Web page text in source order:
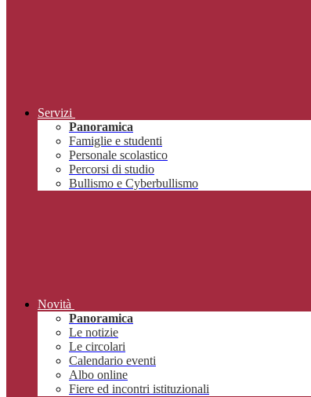
Servizi
Panoramica
Famiglie e studenti
Personale scolastico
Percorsi di studio
Bullismo e Cyberbullismo
Novità
Panoramica
Le notizie
Le circolari
Calendario eventi
Albo online
Fiere ed incontri istituzionali